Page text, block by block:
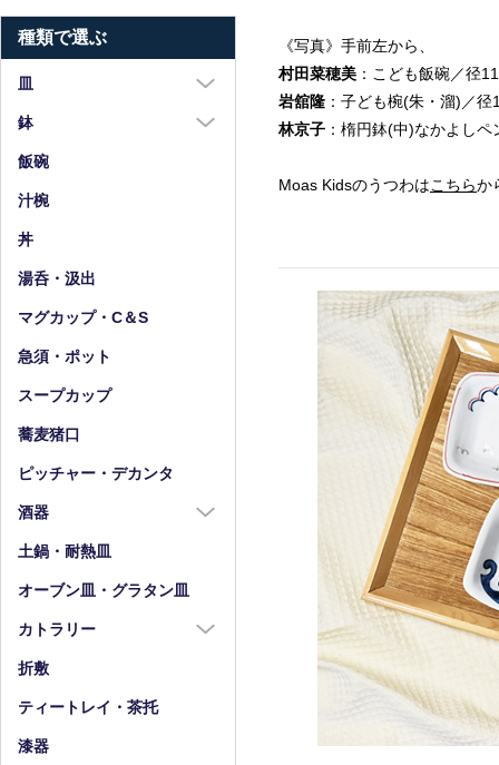
《写真》手前左から、
村田菜穂美 ：こども飯碗／径
岩舘隆 ：子ども椀(朱・溜)／
林京子 ：楕円鉢(中)なかよし
Moas Kidsのうつわはこちらか
種類で選ぶ
皿
大皿（8寸以上）
中皿（5～7寸）
小皿（4寸以下）
鉢
大鉢（8寸以上）
中鉢（5～7寸）
飯碗
汁椀
丼
湯呑・汲出
マグカップ・C＆S
急須・ポット
スープカップ
蕎麦猪口
ピッチャー・デカンタ
酒器
酒器全商品
徳利
土鍋・耐熱皿
オーブン皿・グラタン皿
カトラリー
カトラリー全商品
箸
箸置
折敷
ティートレイ・茶托
漆器